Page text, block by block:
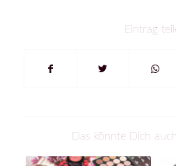
Eintrag
Das könnte Dich